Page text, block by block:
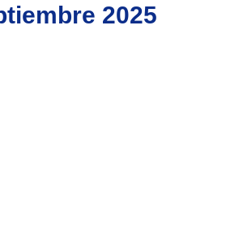
2025